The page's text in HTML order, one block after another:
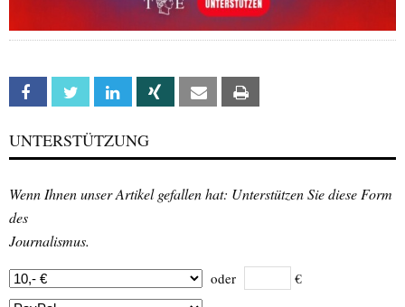
Facebook Twitter Linkedin Xing Email
UNTERSTÜTZUNG
Wenn Ihnen unser Artikel gefallen hat: Unterstützen Sie diese Form
des
Journalismus.
oder €